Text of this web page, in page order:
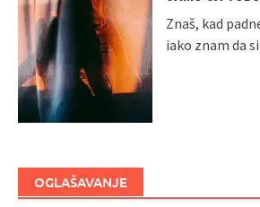
Znaš, kad
iako znam da si
OGLAŠAVANJE